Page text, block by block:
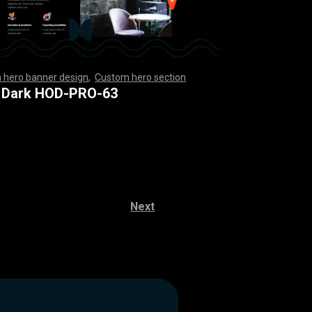
hero banner design ,Custom hero section
,,,,,,,,,,,,,,,,,,,,,, ,,,,,,,,,,,,,,,,,,,,,,,
,,,,,,,,,,,,,,,,,,,,,, ,,,,,,,,,,,,,,,,,,,,,,,
HOD-PRO-63
Next